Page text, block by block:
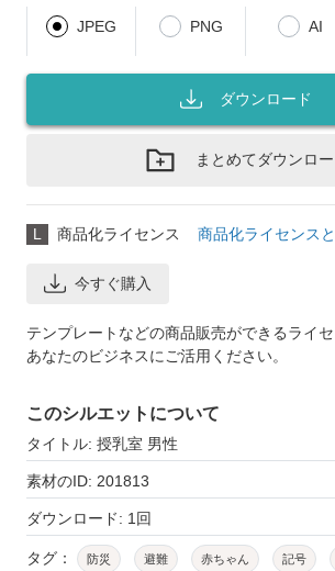
JPEG PNG AI
ダウンロード
まとめてダウンロー
L 商品化ライセンス 商品化ライセンス
今すぐ購入
テンプレートなどの商品販売ができるライセ
あなたのビジネスにご活用ください。
このシルエットについて
タイトル: 授乳室 男性
素材のID: 201813
ダウンロード: 1回
タグ： 防災 避難 赤ちゃん 記号